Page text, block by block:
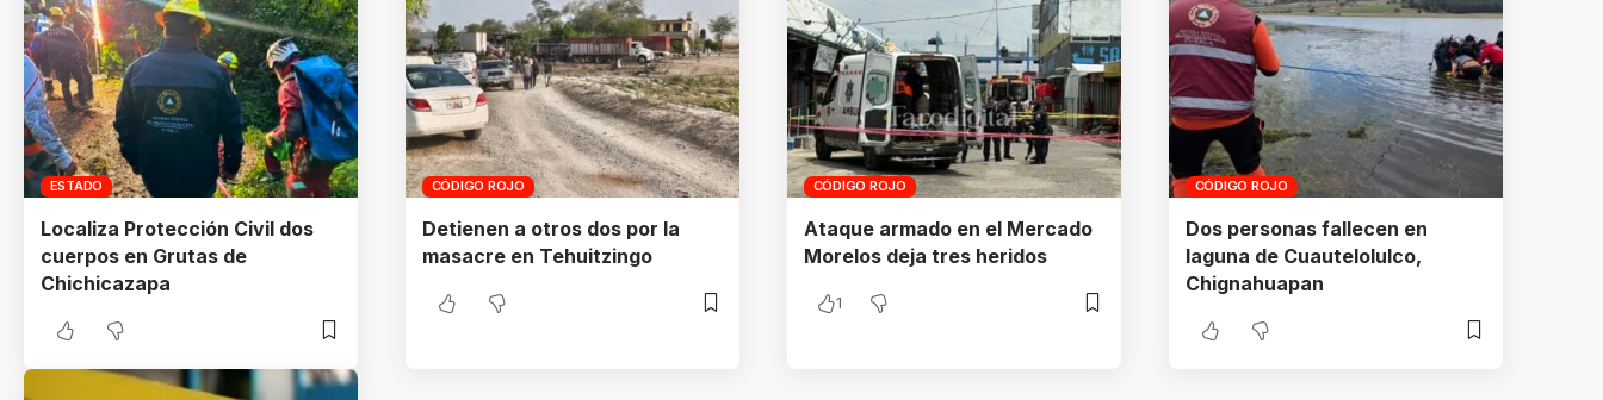
ESTADO
Localiza Protección Civil dos
cuerpos en Grutas de
Chichicazapa
CÓDIGO ROJO
Detienen a otros dos por la
masacre en Tehuitzingo
CÓDIGO ROJO
Ataque armado en el Mercado
Morelos deja tres heridos
1
CÓDIGO ROJO
Dos personas fallecen en
laguna de Cuautelolulco,
Chignahuapan